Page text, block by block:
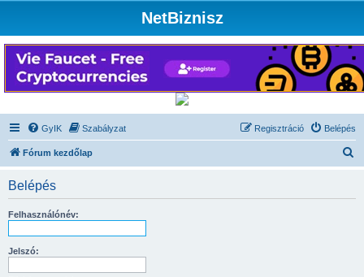
NetBiznisz
GyIK Szabályzat Belépés
Regisztráció
Fórum kezdőlap
Belépés
Felhasználónév:
Jelszó: